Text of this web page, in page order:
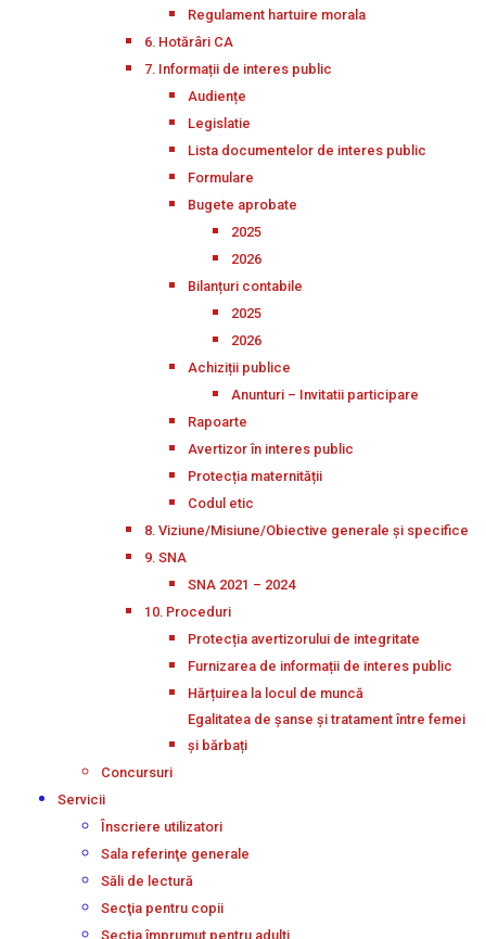
Regulament hartuire morala
6. Hotărâri CA
7. Informații de interes public
Audiențe
Legislatie
Lista documentelor de interes public
Formulare
Bugete aprobate
2025
2026
Bilanțuri contabile
2025
2026
Achiziții publice
Anunturi – Invitatii participare
Rapoarte
Avertizor în interes public
Protecția maternității
Codul etic
8. Viziune/Misiune/Obiective generale și specifice
9. SNA
SNA 2021 – 2024
10. Proceduri
Protecția avertizorului de integritate
Furnizarea de informații de interes public
Hărțuirea la locul de muncă
Egalitatea de șanse și tratament între femei
și bărbați
Concursuri
Servicii
Înscriere utilizatori
Sala referinţe generale
Săli de lectură
Secţia pentru copii
Secţia împrumut pentru adulţi